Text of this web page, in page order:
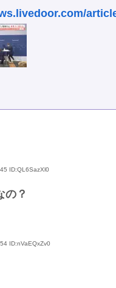
ID:QL6SazXl0
の？
ID:nVaEQxZv0